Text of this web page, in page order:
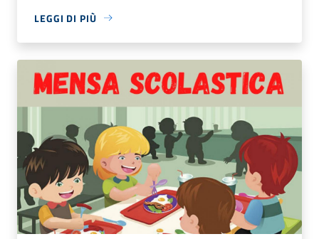
LEGGI DI PIÙ